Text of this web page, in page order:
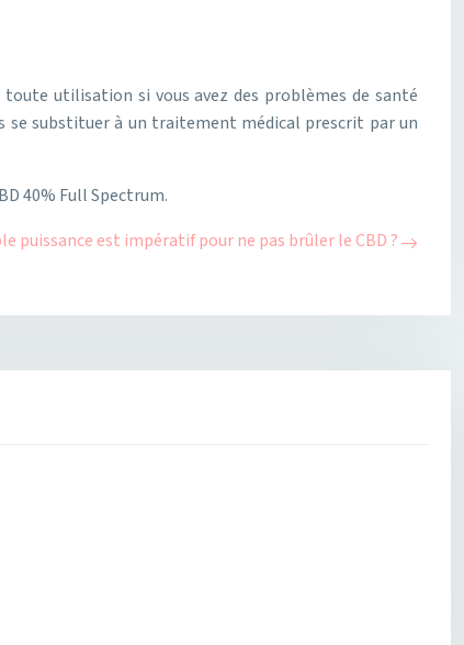
toute utilisation si vous avez des problèmes de santé
se substituer à un traitement médical prescrit par un
40% Full Spectrum.
puissance est impératif pour ne pas brûler le CBD ?